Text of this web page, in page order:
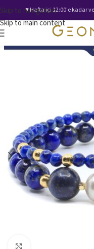
Skip to navigation
Skip to main content
♥️ Hafta içi 12:00'e kadar